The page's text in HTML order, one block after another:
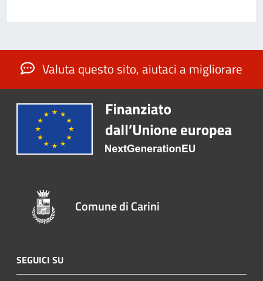
Valuta questo sito, aiutaci a migliorare
Comune di Carini
SEGUICI SU